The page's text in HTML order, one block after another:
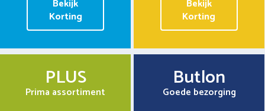
Bekijk
Korting
Bekijk
Korting
PLUS
Prima assortiment
Butlon
Goede bezorging